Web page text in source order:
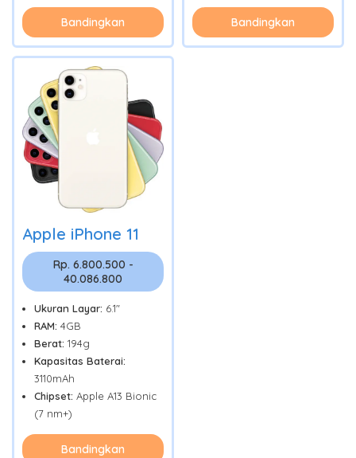
Bandingkan Bandingkan
Apple iPhone 11
Rp. 6.800.500 -
40.086.800
Ukuran Layar: 6.1"
RAM: 4GB
Berat: 194g
Kapasitas Baterai:
3110mAh
Chipset: Apple A13 Bionic
(7 nm+)
Bandingkan